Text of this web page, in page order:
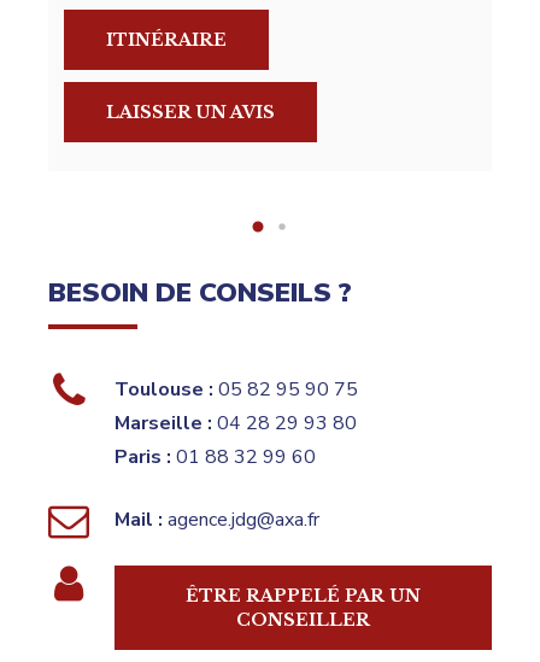
ITINÉRAIRE
LAISSER UN AVIS
BESOIN DE CONSEILS ?
Toulouse : 05 82 95 90 75
Marseille : 04 28 29 93 80
Paris : 01 88 32 99 60
Mail : agence.jdg@axa.fr
ÊTRE RAPPELÉ PAR UN
CONSEILLER